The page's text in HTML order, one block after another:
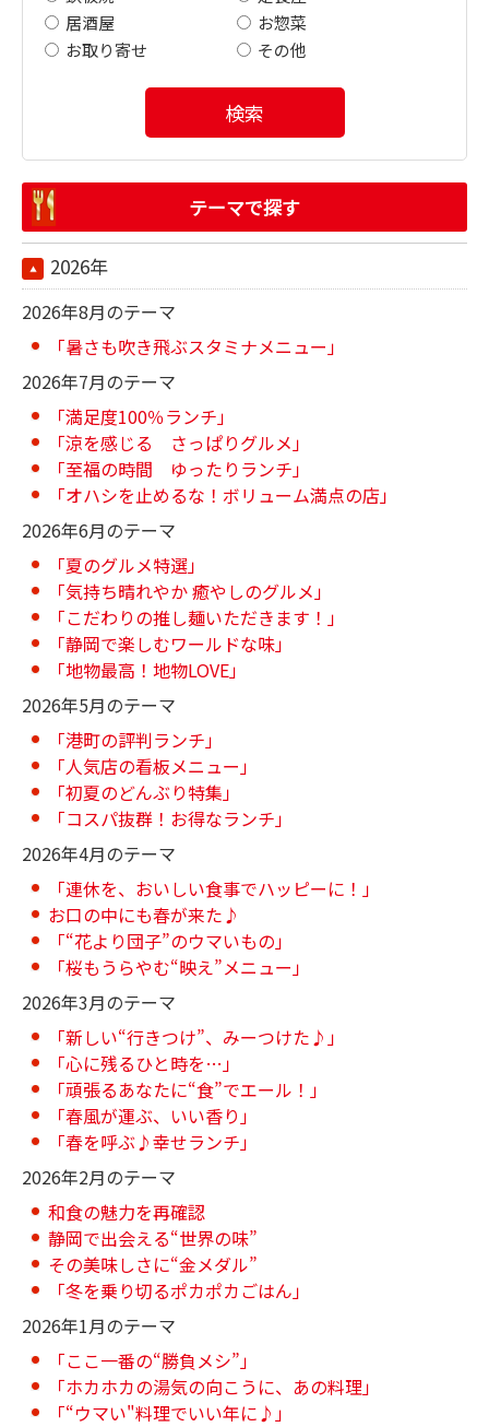
居酒屋
お惣菜
お取り寄せ
その他
検索
テーマで探す
2026年
2026年8月のテーマ
「暑さも吹き飛ぶスタミナメニュー」
2026年7月のテーマ
「満足度100％ランチ」
「涼を感じる さっぱりグルメ」
「至福の時間 ゆったりランチ」
「オハシを止めるな！ボリューム満点の店」
2026年6月のテーマ
「夏のグルメ特選」
「気持ち晴れやか 癒やしのグルメ」
「こだわりの推し麺いただきます！」
「静岡で楽しむワールドな味」
「地物最高！地物LOVE」
2026年5月のテーマ
「港町の評判ランチ」
「人気店の看板メニュー」
「初夏のどんぶり特集」
「コスパ抜群！お得なランチ」
2026年4月のテーマ
「連休を、おいしい食事でハッピーに！」
お口の中にも春が来た♪
「“花より団子”のウマいもの」
「桜もうらやむ“映え”メニュー」
2026年3月のテーマ
「新しい“行きつけ”、みーつけた♪」
「心に残るひと時を…」
「頑張るあなたに“食”でエール！」
「春風が運ぶ、いい香り」
「春を呼ぶ♪幸せランチ」
2026年2月のテーマ
和食の魅力を再確認
静岡で出会える“世界の味”
その美味しさに“金メダル”
「冬を乗り切るポカポカごはん」
2026年1月のテーマ
「ここ一番の“勝負メシ”」
「ホカホカの湯気の向こうに、あの料理」
「“ウマい"料理でいい年に♪」